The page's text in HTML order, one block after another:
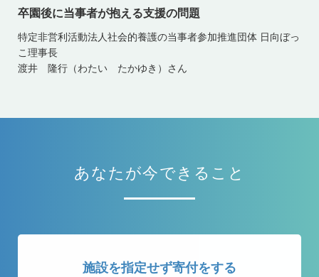
卒園後に当事者が抱える支援の問題
特定非営利活動法人社会的養護の当事者参加推進団体 日向ぼっ
こ理事長
渡井 隆行（わたい たかゆき）さん
あなたが今できること
施設を指定せず寄付をする